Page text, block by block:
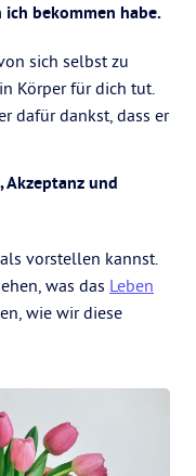
bekommen habe.
sich selbst zu
Körper für dich tut.
dafür dankst, dass er
Akzeptanz und
vorstellen kannst.
was das Leben
wie wir diese